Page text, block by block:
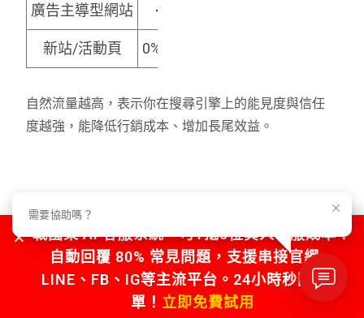
廣告主導型網站 < 20%（長期不健康）
新站/活動頁 0% ~ 10%（初期可接受）
自然流量越高，表示你在搜尋引擎上的能見度與信任
度越強，能降低行銷成本、增加長尾效益。
三、常見弱點與原因分析
現象
自然流量比例低於20% 過度依賴廣告投放、
需要協助嗎？
戰國策 AI 客服系統，可1抵5位真人客服成本！
自動回覆 80% 常見問題，支援串接官網、
LINE、FB、IG等主流平台。24小時秒回不漏
單！ 立即免費試用